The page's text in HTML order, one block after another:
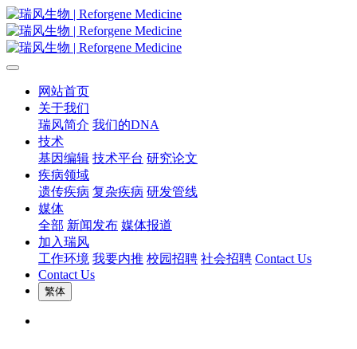
网站首页
关于我们
瑞风简介 我们的DNA
技术
基因编辑 技术平台 研究论文
疾病领域
遗传疾病 复杂疾病 研发管线
媒体
全部 新闻发布 媒体报道
加入瑞风
工作环境 我要内推 校园招聘 社会招聘 Contact Us
Contact Us
繁体